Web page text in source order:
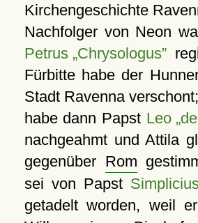
Kirchengeschichte
Nachfolger von Neon
Petrus „Chrysologus”
Fürbitte habe der
Stadt Ravenna
habe dann Papst Leo
nachgeahmt und Attila
gegenüber Rom
sei von Papst
getadelt worden, weil